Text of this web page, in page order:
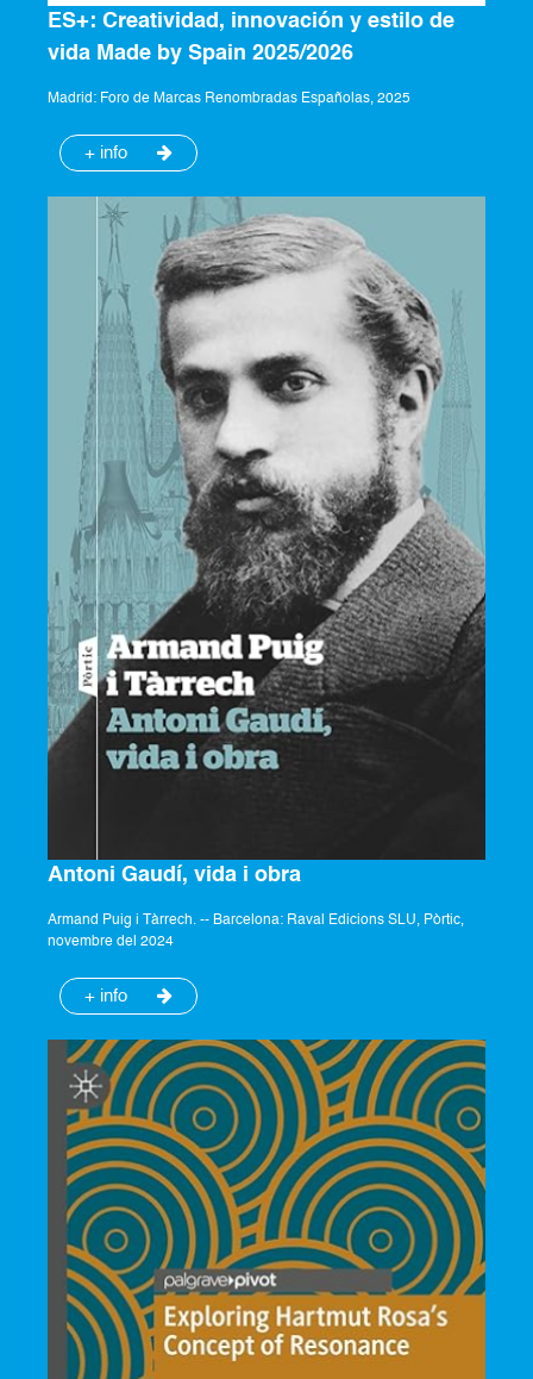
ES+: Creatividad, innovación y estilo de
vida Made by Spain 2025/2026
Madrid: Foro de Marcas Renombradas Españolas, 2025
+ info
Antoni Gaudí, vida i obra
Armand Puig i Tàrrech. -- Barcelona: Raval Edicions SLU, Pòrtic,
novembre del 2024
+ info